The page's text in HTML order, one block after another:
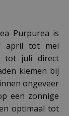
Purpurea is
april tot mei
tot juli direct
kiemen bij
ongeveer
een zonnige
optimaal tot